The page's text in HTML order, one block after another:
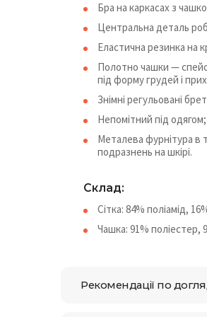
Бра на каркасах з
Центральна деталь
Еластична резинка на
Полотно чашки —
під форму грудей і
Знімні регульовані
Непомітний під одягом;
Металева фурнітура в
подразнень на шкірі.
Склад:
Сітка: 84% поліамід,
Чашка: 91% поліестер,
Рекомендації по